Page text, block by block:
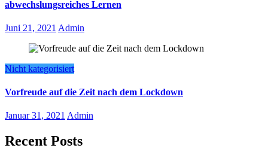
abwechslungsreiches Lernen
Juni 21, 2021 Admin
Nicht kategorisiert
Vorfreude auf die Zeit nach dem Lockdown
Januar 31, 2021 Admin
Recent Posts